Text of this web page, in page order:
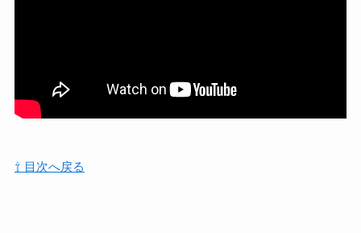
⇧ 目次へ戻る